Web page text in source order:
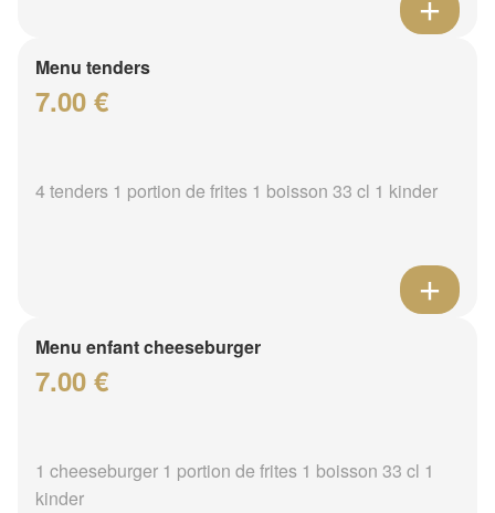
Menu tenders
7.00 €
4 tenders 1 portion de frites 1 boisson 33 cl 1 kinder
Menu enfant cheeseburger
7.00 €
1 cheeseburger 1 portion de frites 1 boisson 33 cl 1
kinder